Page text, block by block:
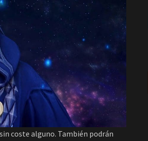
coste alguno. También podrán